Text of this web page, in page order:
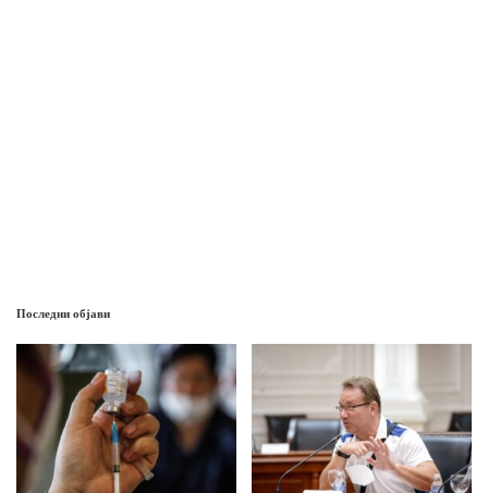
Последни објави